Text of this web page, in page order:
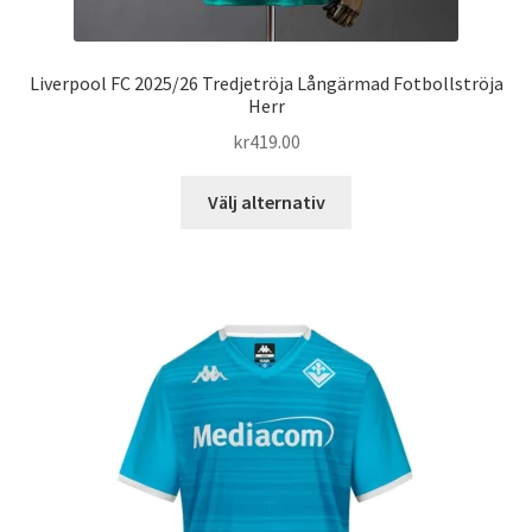
Liverpool FC 2025/26 Tredjetröja Långärmad Fotbollströja
Herr
kr419.00
Välj alternativ
De
olika
alternativen
kan
väljas